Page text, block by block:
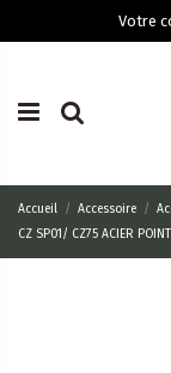
Votre
Accueil Accessoire
CZ SP01/ CZ75 ACIER